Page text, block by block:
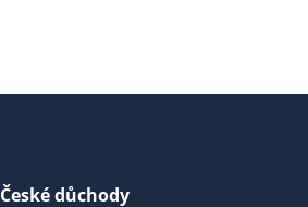
České důchody